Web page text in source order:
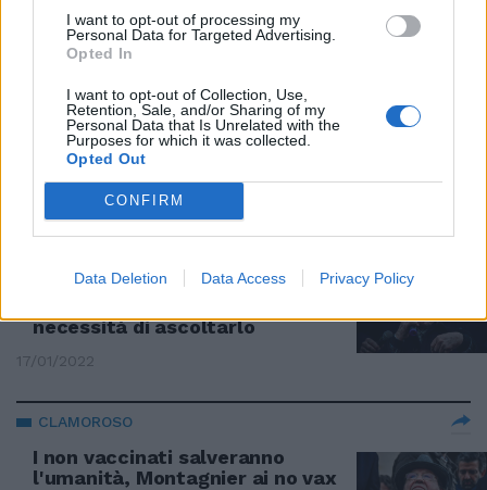
I want to opt-out of processing my
Personal Data for Targeted Advertising.
Opted In
I want to opt-out of Collection, Use,
Retention, Sale, and/or Sharing of my
Personal Data that Is Unrelated with the
Purposes for which it was collected.
Opted Out
CONFIRM
Data Deletion Data Access Privacy Policy
04/02/2022
Pregliasco va all’attacco di Luc
Montagnier: sui vaccini dice
cose senza base scientifica
20/01/2022
L'accanimento contro
necessità di ascoltarlo
17/01/2022
CLAMOROSO
I non vaccinati salveranno
l'umanità, Montagnier ai no vax